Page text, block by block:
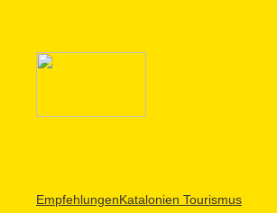
EmpfehlungenKatalonien Tourismus